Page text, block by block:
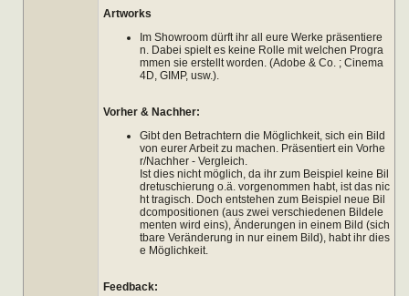
Artworks
Im Showroom dürft ihr all eure Werke präsentiere
n. Dabei spielt es keine Rolle mit welchen Progra
mmen sie erstellt worden. (Adobe & Co. ; Cinema
4D, GIMP, usw.).
Vorher & Nachher:
Gibt den Betrachtern die Möglichkeit, sich ein Bild
von eurer Arbeit zu machen. Präsentiert ein Vorhe
r/Nachher - Vergleich.
Ist dies nicht möglich, da ihr zum Beispiel keine Bil
dretuschierung o.ä. vorgenommen habt, ist das nic
ht tragisch. Doch entstehen zum Beispiel neue Bil
dcompositionen (aus zwei verschiedenen Bildele
menten wird eins), Änderungen in einem Bild (sich
tbare Veränderung in nur einem Bild), habt ihr dies
e Möglichkeit.
Feedback: